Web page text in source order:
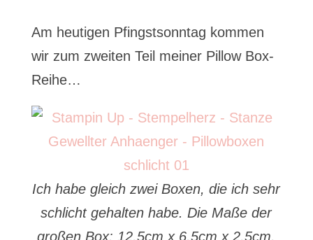
Am heutigen Pfingstsonntag kommen
wir zum zweiten Teil meiner Pillow Box-
Reihe…
Ich habe gleich zwei Boxen, die ich sehr
schlicht gehalten habe. Die Maße der
großen Box: 12,5cm x 6,5cm x 2,5cm.